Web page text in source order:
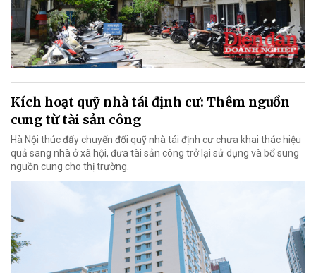
Kích hoạt quỹ nhà tái định cư: Thêm nguồn
cung từ tài sản công
Hà Nội thúc đẩy chuyển đổi quỹ nhà tái định cư chưa khai thác hiệu
quả sang nhà ở xã hội, đưa tài sản công trở lại sử dụng và bổ sung
nguồn cung cho thị trường.